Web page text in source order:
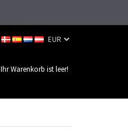
Ihr Warenkorb ist leer!